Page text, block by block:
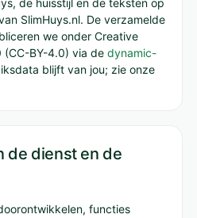
de huisstijl en de teksten op
SlimHuys.nl. De verzamelde
we onder Creative
(CC-BY-4.0) via de dynamic-
blijft van jou; zie onze
de dienst en de
functies